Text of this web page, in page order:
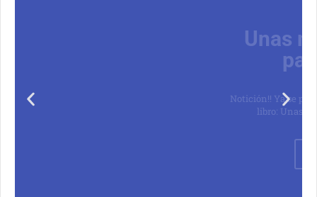
Unas matemáticas
Notición!! Ya se puede adquirir nuestro segundo